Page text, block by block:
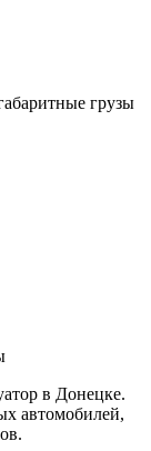
грузы
в Донецке.
автомобилей,